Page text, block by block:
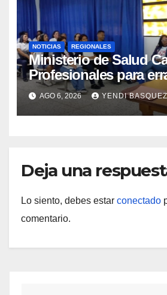
NOTICIAS REGIONALES
Ministerio de Salud
Profesionales para
Tuberculosis en
AGO 6, 2026 YENDI BASQUEZ
Deja una
Lo siento, debes estar conectado
comentario.